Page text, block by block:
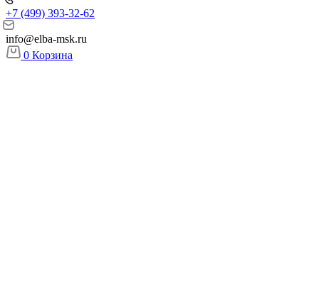
+7 (499) 393-32-62
info@elba-msk.ru
0 Корзина